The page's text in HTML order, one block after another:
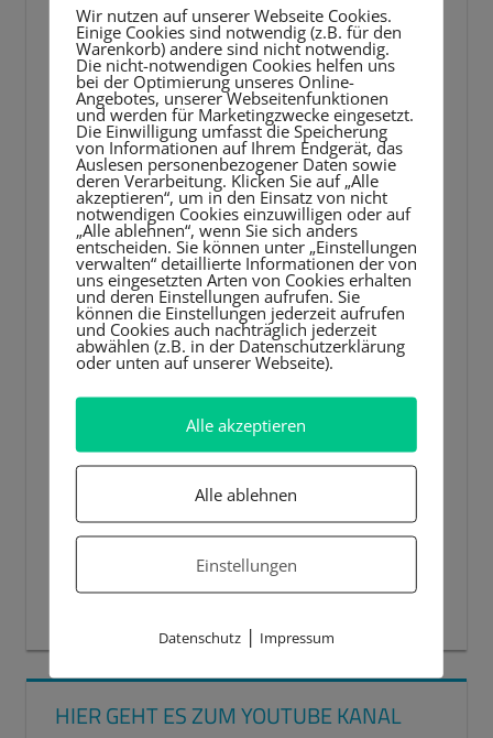
HIER GEHT ES ZUM YOUTUBE KANAL
Wir nutzen auf unserer Webseite Cookies.
Einige Cookies sind notwendig (z.B. für den
Warenkorb) andere sind nicht notwendig.
Die nicht-notwendigen Cookies helfen uns
bei der Optimierung unseres Online-
Angebotes, unserer Webseitenfunktionen
und werden für Marketingzwecke eingesetzt.
Die Einwilligung umfasst die Speicherung
von Informationen auf Ihrem Endgerät, das
Auslesen personenbezogener Daten sowie
deren Verarbeitung. Klicken Sie auf „Alle
akzeptieren“, um in den Einsatz von nicht
notwendigen Cookies einzuwilligen oder auf
„Alle ablehnen“, wenn Sie sich anders
entscheiden. Sie können unter „Einstellungen
verwalten“ detaillierte Informationen der von
uns eingesetzten Arten von Cookies erhalten
und deren Einstellungen aufrufen. Sie
können die Einstellungen jederzeit aufrufen
und Cookies auch nachträglich jederzeit
abwählen (z.B. in der Datenschutzerklärung
oder unten auf unserer Webseite).
Alle akzeptieren
Alle ablehnen
Einstellungen
Datenschutz| Impressum